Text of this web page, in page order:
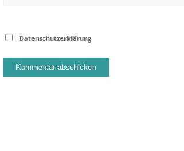
Datenschutzerklärung